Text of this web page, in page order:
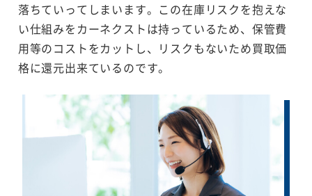
落ちていってしまいます。この在庫リスクを抱えな
い仕組みをカーネクストは持っているため、保管費
用等のコストをカットし、リスクもないため買取価
格に還元出来ているのです。